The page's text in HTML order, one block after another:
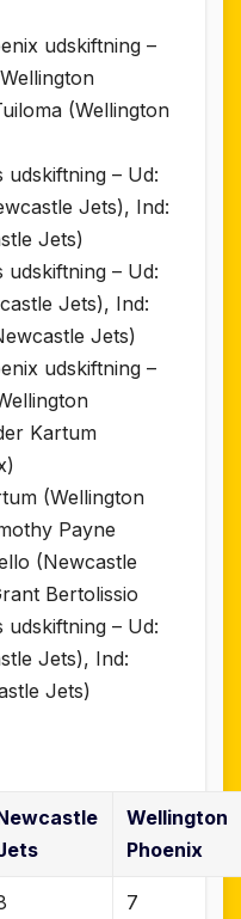
udskiftning –
(Wellington
udskiftning – Ud:
Jets), Ind:
Jets)
udskiftning – Ud:
Jets), Ind:
Jets)
udskiftning –
Kartum
(Wellington
Payne
(Newcastle
Bertolissio
udskiftning – Ud:
Jets), Ind:
Jets)
Wellington
Phoenix
7